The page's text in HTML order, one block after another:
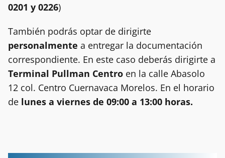
0201 y 0226)
También podrás optar de dirigirte
personalmente a entregar la documentación
correspondiente. En este caso deberás dirigirte a
Terminal Pullman Centro en la calle Abasolo
12 col. Centro Cuernavaca Morelos. En el horario
de lunes a viernes de 09:00 a 13:00 horas.